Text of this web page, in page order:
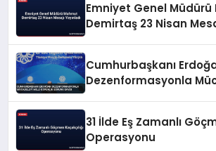
Emniyet Genel
Demirtaş 23 Nisan
Cumhurbaşkanı
Dezenformasyonla
31 İlde Eş Zamanlı
Operasyonu